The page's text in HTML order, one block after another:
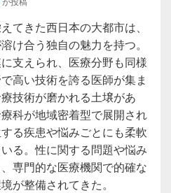
てきた西日本の大都市は、
け合う独自の魅力を持つ。
支えられ、医療分野も同様
高い技術を誇る医師が集ま
技術が磨かれる土壌があ
科が地域密着型で展開され
る疾患や悩みごとにも柔軟
る。性に関する問題や悩み
専門的な医療機関で的確な
が整備されてきた。